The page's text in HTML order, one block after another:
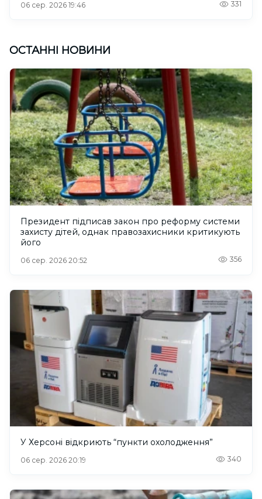
06 сер. 2026 19:46 331
ОСТАННІ НОВИНИ
Президент підписав закон про реформу системи
захисту дітей, однак правозахисники критикують
його
06 сер. 2026 20:52 356
У Херсоні відкриють “пункти охолодження”
06 сер. 2026 20:19 340